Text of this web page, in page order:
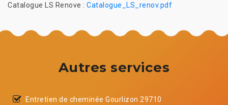
Catalogue LS Renove : Catalogue_LS_renov.pdf
Autres services
Entretien de cheminée Gourlizon 29710